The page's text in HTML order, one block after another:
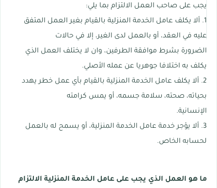
يجب على صاحب العمل الالتزام بما يلي:
1. ألا يكلف عامل الخدمة المنزلية بالقيام بغير العمل المتفق
عليه في العقد، أو بالعمل لدى الغير، إلا في حالات
الضرورة بشرط موافقة الطرفين، وان لا يختلف العمل الذي
يكلف به اختلافا جوهريا عن عمله الأصلي.
2. ألا يكلف عامل الخدمة المنزلية بالقيام بأي عمل خطر يهدد
بحياته، صحته، سلامة جسمه، أو يمس كرامته
الإنسانية.
3. ألا يؤجر خدمة عامل الخدمة المنزلية، أو يسمح له بالعمل
لحسابه الخاص.
ما هو العمل الذي يجب على عامل الخدمة المنزلية الالتزام